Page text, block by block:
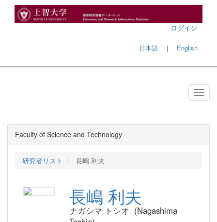
ログイン
日本語 ｜ English
Faculty of Science and Technology
研究者リスト 長嶋 利夫
長嶋 利夫
ナガシマ トシオ (Nagashima